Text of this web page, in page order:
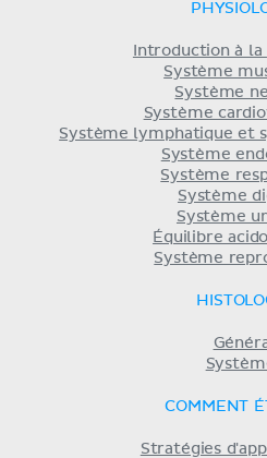
Introduction à la
Système
Système
Système
Système lymphatique et
Système
Système
Système
Système
Équilibre
Système
COMMENT
Stratégies